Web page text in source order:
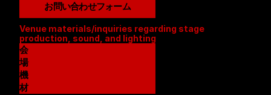
お問い合わせフォーム
Venue materials/inquiries regarding stage
production, sound, and lighting
会
場
資
料
機
材